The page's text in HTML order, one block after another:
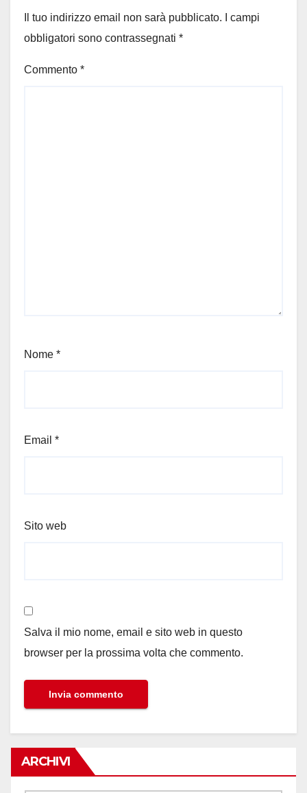
Il tuo indirizzo email non sarà pubblicato.
I campi
obbligatori sono contrassegnati *
Commento *
Nome *
Email *
Sito web
Salva il mio nome, email e sito web in questo
browser per la prossima volta che commento.
ARCHIVI